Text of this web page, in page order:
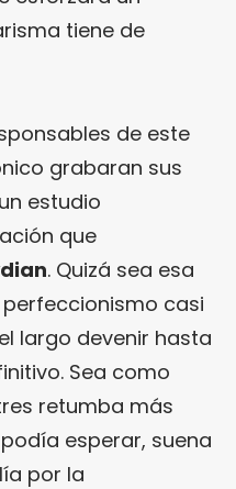
tiene de
de este
grabaran sus
estudio
que
. Quizá sea esa
casi
largo devenir hasta
Sea como
retumba más
esperar, suena
por la